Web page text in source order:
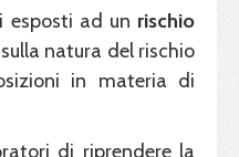
esposti ad un rischio
natura del rischio
in materia di
di riprendere la